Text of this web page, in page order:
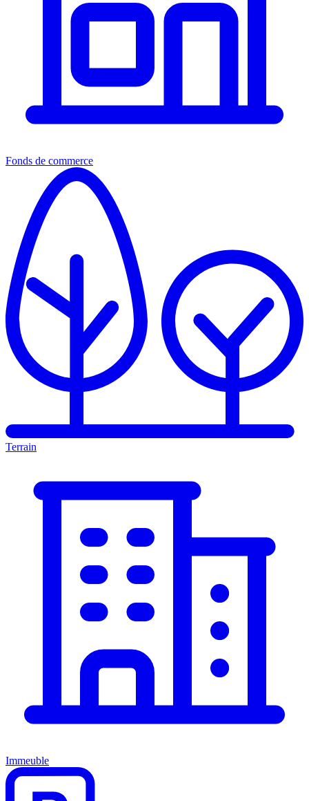
Fonds de commerce
Terrain
Immeuble